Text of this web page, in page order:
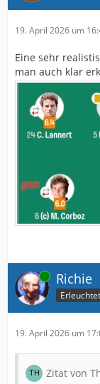
19. April 2026 um
Eine sehr
man auch klar
Online Richie
19. April 2026 um
Zitat von